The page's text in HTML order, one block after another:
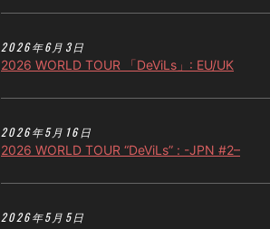
2026年6月3日
2026 WORLD TOUR 「DeViLs」: EU/UK
2026年5月16日
2026 WORLD TOUR “DeViLs” : -JPN #2–
2026年5月5日